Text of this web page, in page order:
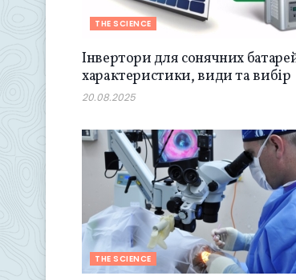
THE SCIENCE
Інвертори для сонячних
характеристики, види та вибір
20.08.2025
THE SCIENCE